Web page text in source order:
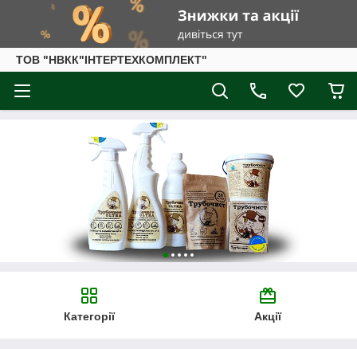
ТОВ "НВКК"ІНТЕРТЕХКОМПЛЕКТ"
Категорії Акції